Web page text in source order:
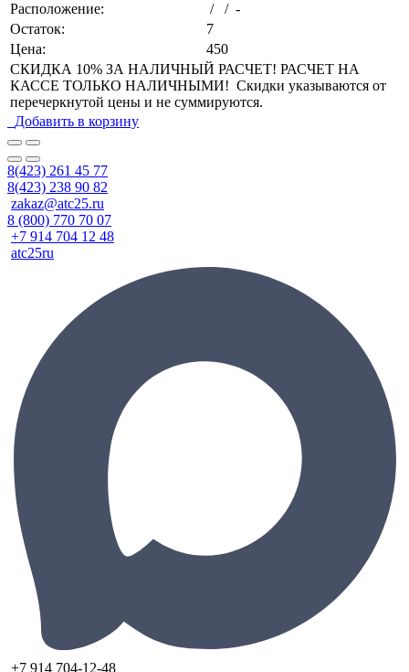
Расположение:
/ / -
Остаток:
7
Цена:
450
СКИДКА 10% ЗА НАЛИЧНЫЙ РАСЧЕТ! РАСЧЕТ НА
КАССЕ ТОЛЬКО НАЛИЧНЫМИ! Скидки указываются от
перечеркнутой цены и не суммируются.
Добавить в корзину
8(423) 261 45 77
8(423) 238 90 82
zakaz@atc25.ru
8 (800) 770 70 07
+7 914 704 12 48
atc25ru
+7 914 704-12-48